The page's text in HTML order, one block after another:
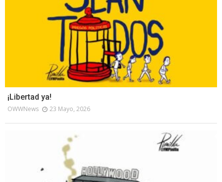
¡Libertad ya!
OWWNews 23 Mayo, 2026